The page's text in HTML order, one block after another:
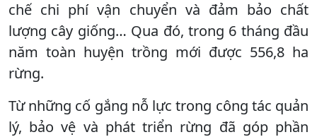
chế chi phí vận chuyển và đảm bảo chất
lượng cây giống… Qua đó, trong 6 tháng đầu
năm toàn huyện trồng mới được 556,8 ha
rừng.
Từ những cố gắng nỗ lực trong công tác quản
lý, bảo vệ và phát triển rừng đã góp phần